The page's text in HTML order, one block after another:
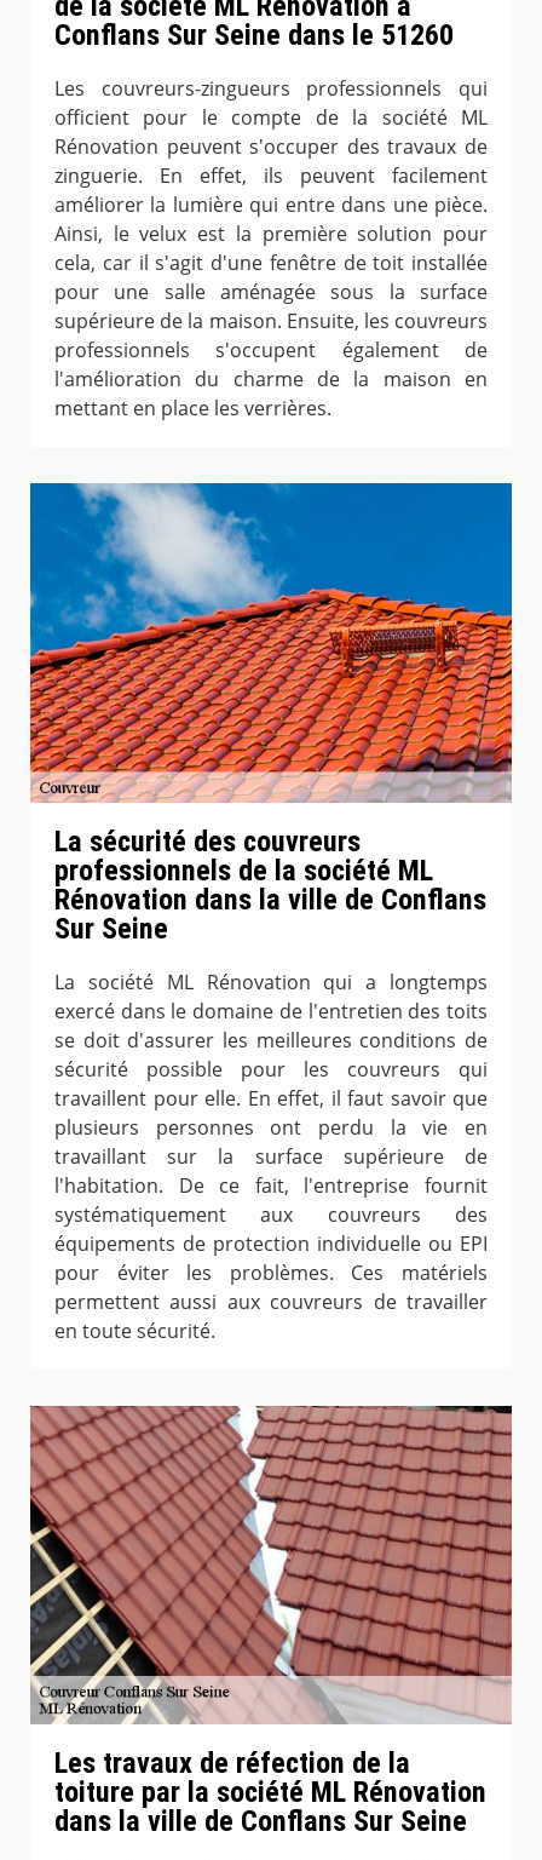
Conflans Sur Seine dans le 51260
Les couvreurs-zingueurs professionnels qui
officient pour le compte de la société ML
Rénovation peuvent s'occuper des travaux de
zinguerie. En effet, ils peuvent facilement
améliorer la lumière qui entre dans une pièce.
Ainsi, le velux est la première solution pour
cela, car il s'agit d'une fenêtre de toit installée
pour une salle aménagée sous la surface
supérieure de la maison. Ensuite, les couvreurs
professionnels s'occupent également de
l'amélioration du charme de la maison en
mettant en place les verrières.
La sécurité des couvreurs
professionnels de la société ML
Rénovation dans la ville de Conflans
Sur Seine
La société ML Rénovation qui a longtemps
exercé dans le domaine de l'entretien des toits
se doit d'assurer les meilleures conditions de
sécurité possible pour les couvreurs qui
travaillent pour elle. En effet, il faut savoir que
plusieurs personnes ont perdu la vie en
travaillant sur la surface supérieure de
l'habitation. De ce fait, l'entreprise fournit
systématiquement aux couvreurs des
équipements de protection individuelle ou EPI
pour éviter les problèmes. Ces matériels
permettent aussi aux couvreurs de travailler
en toute sécurité.
Les travaux de réfection de la
toiture par la société ML Rénovation
dans la ville de Conflans Sur Seine